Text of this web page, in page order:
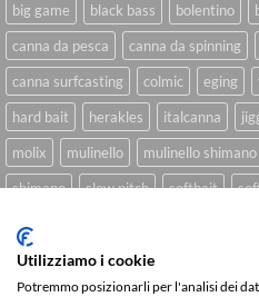
big game
black bass bolentino
canna da pesca
canna da spinning
canna surfcasting
colmic eging
hard bait
herakles italcanna
molix
mulinello mulinello shimano
shimano
slow pitch softbait
spinning inshore
Utilizziamo i cookie
Potremmo posizionarli per l'analisi dei